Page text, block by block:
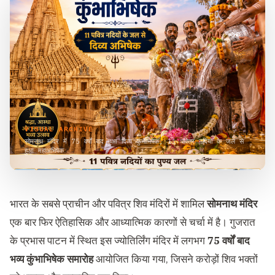
VISUAL ARCHIVE
सोमनाथ मंदिर में 75 वर्षों बाद हुआ दिव्य कुंभाभिषेक, 11 पवित्र नदियों के जल से
हुआ महाअभिषेक
भारत के सबसे प्राचीन और पवित्र शिव मंदिरों में शामिलसोमनाथ मंदिर
एक बार फिर ऐतिहासिक और आध्यात्मिक कारणों से चर्चा में है। गुजरात
के प्रभास पाटन में स्थित इस ज्योतिर्लिंग मंदिर में लगभग75 वर्षों बाद
भव्य कुंभाभिषेक समारोहआयोजित किया गया, जिसने करोड़ों शिव भक्तों